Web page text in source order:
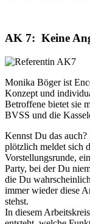
AK 7: Keine
Monika Böger ist
Konzept und
Betroffene bietet sie
BVSS und die
Kennst Du das
plötzlich meldet sich
Vorstellungsrunde,
Party, bei der Du
die Du
immer wieder diese
stehst.
In diesem